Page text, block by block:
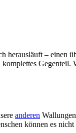
herausläuft – einen
Gegenteil.
anderen
können es